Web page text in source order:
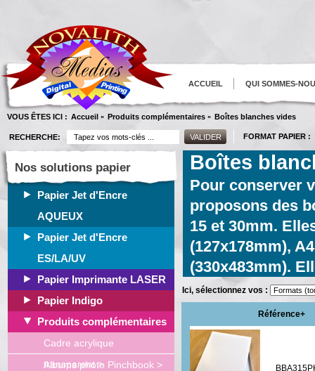
ACCUEIL QUI SOMMES-
VOUS ÊTES ICI : Accueil » Produits complémentaires » Boîtes blanches vides
RECHERCHE: FORMAT PAPIER :
Nos solutions papier
Papier Jet d'Encre
AQUEUX
Papier Jet d'Encre
ES/LA/UV
Papier Imprimante LASER
Papier Indigo
Produits complémentaires
Cadre acrylique
transparent >
Albums photo Pinchbook >
Boîtes
Pour conserver
proposons des
15 et 30mm.
(127x178mm),
(330x483mm).
Ici, sélectionnez vos :
Référence+